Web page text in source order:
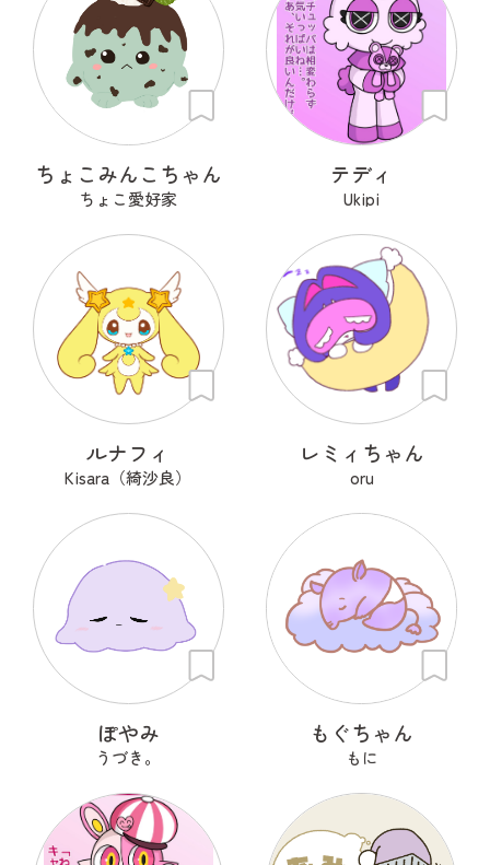
ちょこみんこちゃん
ちょこ愛好家
テディ
Ukipi
ルナフィ
Kisara（綺沙良）
レミィちゃん
oru
ぽやみ
うづき。
もぐちゃん
もに